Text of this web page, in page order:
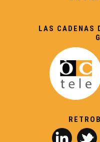
Libre 27 :
Libre 28 : Lo
Libre 29 :
Libre 30 : Lo
LAS CADENAS